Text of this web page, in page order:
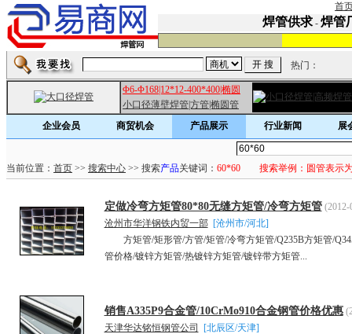
首
焊管供求- 焊管
热门：
Φ6-Φ168|12*12-400*400|椭圆
小口径薄壁焊管|方管|椭圆管
企业会员
商贸机会 产品展示 行业新闻 展
当前位置： 首页 >> 搜索中心 >> 搜索产品关键词： 60*60 搜索举例：圆管表示
定做冷弯方矩管80*80无缝方矩管/冷弯方矩管 (2012-
沧州市华洋钢铁内贸一部 [沧州市/河北]
方矩管/矩形管/方管/矩管/冷弯方矩管/Q235B方矩管/
管价格/镀锌方矩管/热镀锌方矩管/镀锌带方矩管...
销售A335P9合金管/10CrMo910合金钢管价格优惠
天津华达铭恒钢管公司
[北辰区/天津]